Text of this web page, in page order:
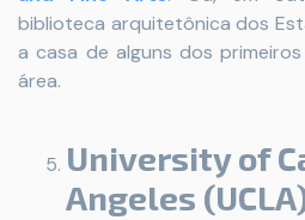
biblioteca arquitetônica dos
a casa de alguns dos
área.
University of
Angeles